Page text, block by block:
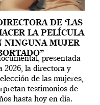
DE ‘LAS
LA PELÍCULA
NINGUNA MUJER
presentada
2026, la directora y
de las mujeres,
testimonios de
hasta hoy en día.